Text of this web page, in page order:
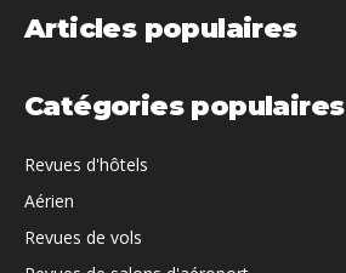
Articles populaires
Catégories populaires
Revues d'hôtels
Aérien
Revues de vols